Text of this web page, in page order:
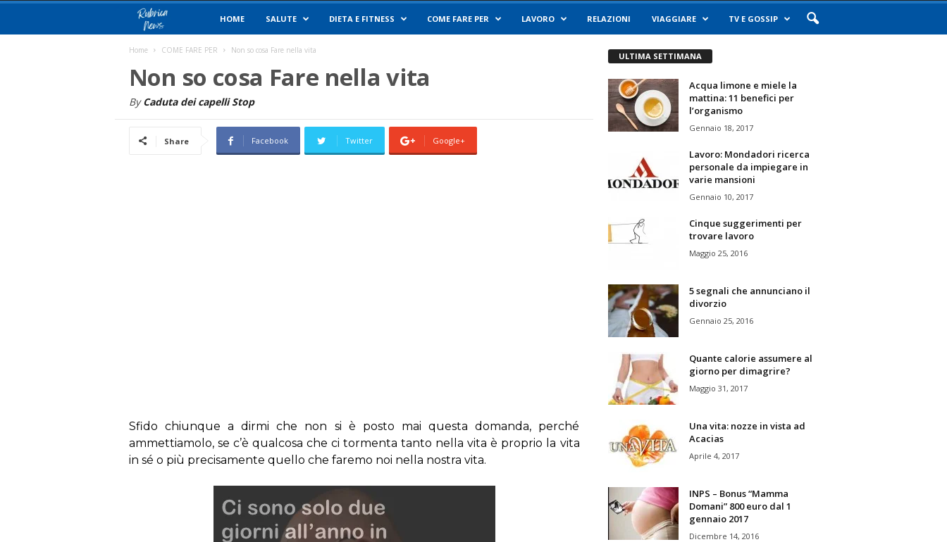
u
b
r
HOME SALUTE DIETA E FITNESS COME FARE PER LAVORO RELAZIONI VIAGGIARE TV E GOSSIP
Home COME FARE PER Non so cosa Fare nella vita
Non so cosa Fare nella vita
By Caduta dei capelli Stop
Share Facebook Twitter Google+
Sfido chiunque a dirmi che non si è posto mai questa domanda, perché
ammettiamolo, se c’è qualcosa che ci tormenta tanto nella vita è proprio la vita
in sé o più precisamente quello che faremo noi nella nostra vita.
ULTIMA SETTIMANA
Acqua limone e miele la
mattina: 11 benefici per
l’organismo
Gennaio 18, 2017
Lavoro: Mondadori ricerca
personale da impiegare in
varie mansioni
Gennaio 10, 2017
Cinque suggerimenti per
trovare lavoro
Maggio 25, 2016
5 segnali che annunciano il
divorzio
Gennaio 25, 2016
Quante calorie assumere al
giorno per dimagrire?
Maggio 31, 2017
Una vita: nozze in vista ad
Acacias
Aprile 4, 2017
INPS – Bonus “Mamma
Domani” 800 euro dal 1
gennaio 2017
Dicembre 14, 2016